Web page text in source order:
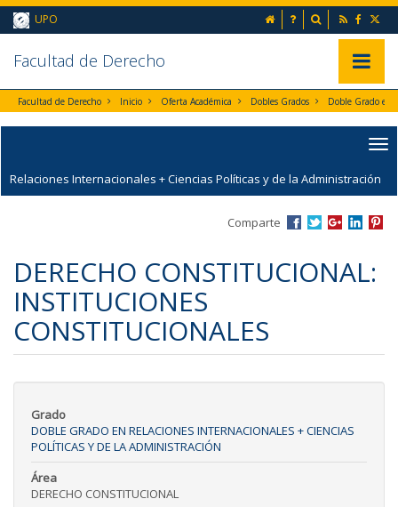
Ir al contenido principal de la página (alt + s)
Ir a la cabecera de la página (alt + c)
Ir al pie de la página (alt + p)
Ir al menú principal (alt + u)
UPO inicio Preguntas
Buscador
Facultad de Derecho
Facultad de Derecho Inicio Oferta Académica Dobles Grados
Relaciones Internacionales + Ciencias Políticas y de la Administración
Comparte
DERECHO CONSTITUCIONAL:
INSTITUCIONES
CONSTITUCIONALES
Grado
DOBLE GRADO EN RELACIONES INTERNACIONALES + CIENCIAS
POLÍTICAS Y DE LA ADMINISTRACIÓN
Área
DERECHO CONSTITUCIONAL